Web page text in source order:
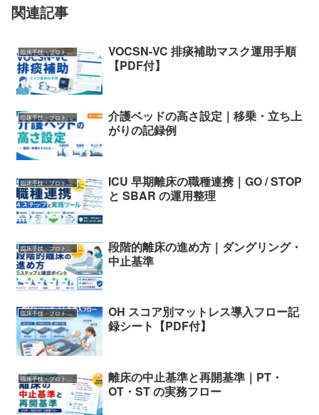
関連記事
臨床手技・プロトコル
VOCSN-VC 排痰補助マスク運用手順
【PDF付】
臨床手技・プロトコル
介護ベッドの高さ設定｜移乗・立ち上
がりの記録例
臨床手技・プロトコル
ICU 早期離床の職種連携｜GO / STOP
と SBAR の運用整理
臨床手技・プロトコル
段階的離床の進め方｜ダングリング・
中止基準
臨床手技・プロトコル
OH スコア別マットレス導入フロー記
録シート【PDF付】
離床の中止基準と再開基準｜PT・
OT・ST の実務フロー